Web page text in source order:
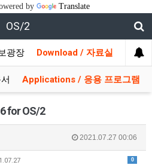
by Translate
OS/2
광장 Download / 자료실
Applications / 응용 프로그램
for OS/2
2021.07.27 00:06
0